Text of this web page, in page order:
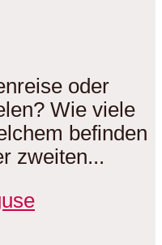
oder
Wie viele
befinden
zweiten...